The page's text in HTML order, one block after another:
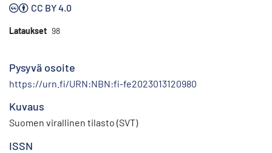
CC BY 4.0
Lataukset 98
Pysyvä osoite
https://urn.fi/URN:NBN:fi-fe2023013120980
Kuvaus
Suomen virallinen tilasto (SVT)
ISSN